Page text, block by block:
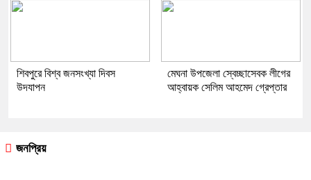
শিবপুরে বিশ্ব জনসংখ্যা দিবস
উদযাপন
মেঘনা উপজেলা স্বেচ্ছাসেবক লীগের
আহ্বায়ক সেলিম আহমেদ গ্রেপ্তার
জনপ্রিয়